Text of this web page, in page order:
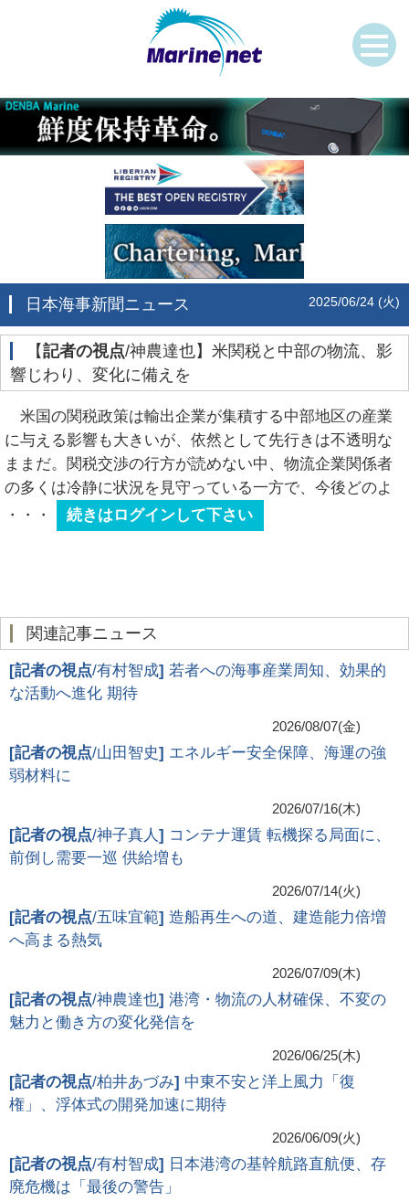
日本海事新聞ニュース 2025/06/24 (火)
‌【記者の視点/神農達也】米関税と中部の物流、影
響じわり、変化に備えを
米国の関税政策は輸出企業が集積する中部地区の産業
に与える影響も大きいが、依然として先行きは不透明な
ままだ。関税交渉の行方が読めない中、物流企業関係者
の多くは冷静に状況を見守っている一方で、今後どのよ
・・・
続きはログインして下さい
関連記事ニュース
[記者の視点/有村智成] 若者への海事産業周知、効果的
な活動へ進化 期待
2026/08/07(金)
[記者の視点/山田智史] エネルギー安全保障、海運の強
弱材料に
2026/07/16(木)
[記者の視点/神子真人 ] コンテナ運賃 転機探る局面に、
前倒し需要一巡 供給増も
2026/07/14(火)
[記者の視点/五味宜範] 造船再生への道、建造能力倍増
へ高まる熱気
2026/07/09(木)
[記者の視点/神農達也] 港湾・物流の人材確保、不変の
魅力と働き方の変化発信を
2026/06/25(木)
[記者の視点/柏井あづみ] 中東不安と洋上風力「復
権」、浮体式の開発加速に期待
2026/06/09(火)
[記者の視点/有村智成] 日本港湾の基幹航路直航便、存
廃危機は「最後の警告」